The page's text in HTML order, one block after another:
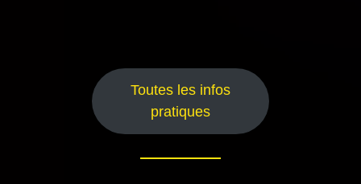
Toutes les infos
pratiques